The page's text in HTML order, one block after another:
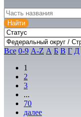
Все 0-9 A-Z А Б В Г Д
1
2
3
...
70
далее